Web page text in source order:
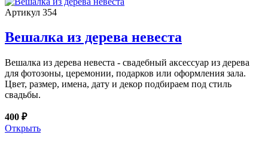
Артикул 354
Вешалка из дерева невеста
Вешалка из дерева невеста - свадебный аксессуар из дерева
для фотозоны, церемонии, подарков или оформления зала.
Цвет, размер, имена, дату и декор подбираем под стиль
свадьбы.
400 ₽
Открыть